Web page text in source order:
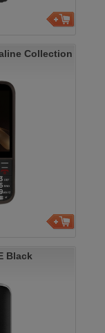
Collection
Black